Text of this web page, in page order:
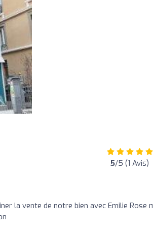
5/5 (1 Avis)
la vente de notre bien avec Emilie Rose